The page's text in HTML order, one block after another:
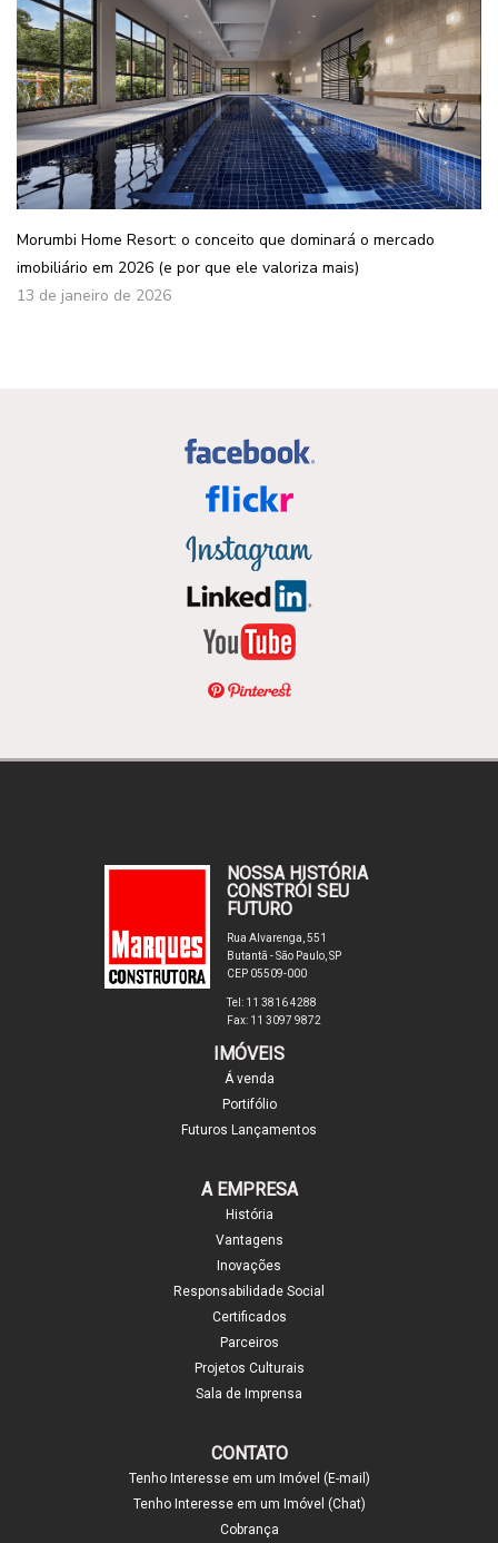
Morumbi Home Resort: o conceito que dominará o mercado
imobiliário em 2026 (e por que ele valoriza mais)
13 de janeiro de 2026
NOSSA HISTÓRIA
CONSTRÓI SEU
FUTURO
Rua Alvarenga, 551
Butantã - São Paulo, SP
CEP 05509-000
Tel: 11 3816 4288
Fax: 11 3097 9872
IMÓVEIS
Á venda
Portifólio
Futuros Lançamentos
A EMPRESA
História
Vantagens
Inovações
Responsabilidade Social
Certificados
Parceiros
Projetos Culturais
Sala de Imprensa
CONTATO
Tenho Interesse em um Imóvel (E-mail)
Tenho Interesse em um Imóvel (Chat)
Cobrança